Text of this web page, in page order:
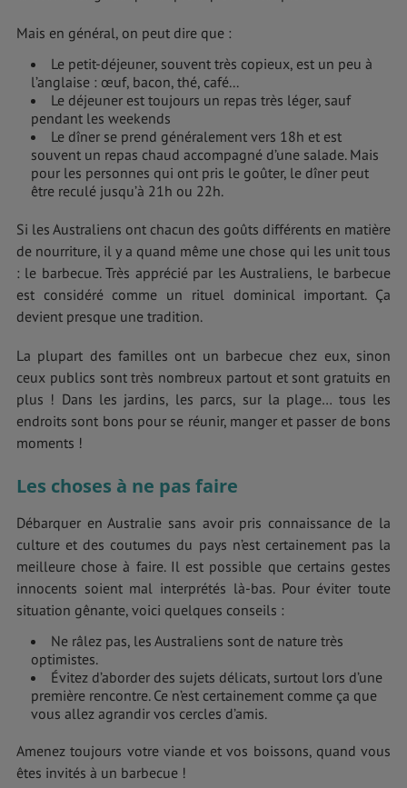
Mais en général, on peut dire que :
Le petit-déjeuner, souvent très copieux, est un peu à
l’anglaise : œuf, bacon, thé, café...
Le déjeuner est toujours un repas très léger, sauf
pendant les weekends
Le dîner se prend généralement vers 18h et est
souvent un repas chaud accompagné d’une salade. Mais
pour les personnes qui ont pris le goûter, le dîner peut
être reculé jusqu’à 21h ou 22h.
Si les Australiens ont chacun des goûts différents en matière
de nourriture, il y a quand même une chose qui les unit tous
: le barbecue. Très apprécié par les Australiens, le barbecue
est considéré comme un rituel dominical important. Ça
devient presque une tradition.
La plupart des familles ont un barbecue chez eux, sinon
ceux publics sont très nombreux partout et sont gratuits en
plus ! Dans les jardins, les parcs, sur la plage… tous les
endroits sont bons pour se réunir, manger et passer de bons
moments !
Les choses à ne pas faire
Débarquer en Australie sans avoir pris connaissance de la
culture et des coutumes du pays n’est certainement pas la
meilleure chose à faire. Il est possible que certains gestes
innocents soient mal interprétés là-bas. Pour éviter toute
situation gênante, voici quelques conseils :
Ne râlez pas, les Australiens sont de nature très
optimistes.
Évitez d’aborder des sujets délicats, surtout lors d’une
première rencontre. Ce n’est certainement comme ça que
vous allez agrandir vos cercles d’amis.
Amenez toujours votre viande et vos boissons, quand vous
êtes invités à un barbecue !